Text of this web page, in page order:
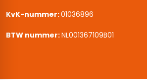
KvK-nummer:01036896
BTW nummer:NL001367109B01